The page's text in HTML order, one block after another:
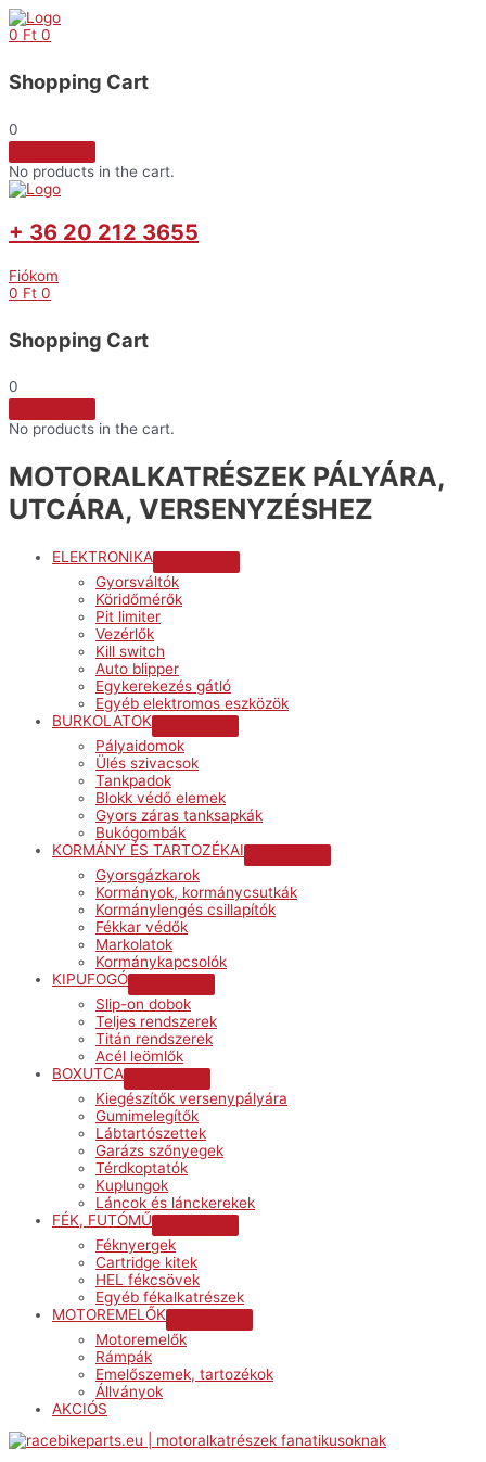
Skip
to
0 Ft 0
Shopping Cart
0
No products in the cart.
+ 36 20 212 3655
Fiókom
0 Ft 0
Shopping Cart
0
No products in the cart.
MOTORALKATRÉSZEK PÁLYÁRA,
UTCÁRA, VERSENYZÉSHEZ
ELEKTRONIKA
Gyorsváltók
Köridőmérők
Pit limiter
Vezérlők
Kill switch
Auto blipper
Egykerekezés gátló
Egyéb elektromos eszközök
BURKOLATOK
Pályaidomok
Ülés szivacsok
Tankpadok
Blokk védő elemek
Gyors záras tanksapkák
Bukógombák
KORMÁNY ÉS TARTOZÉKAI
Gyorsgázkarok
Kormányok, kormánycsutkák
Kormánylengés csillapítók
Fékkar védők
Markolatok
Kormánykapcsolók
KIPUFOGÓ
Toggle
Slip-on dobok
Teljes rendszerek
Titán rendszerek
Acél leömlők
BOXUTCA
Toggle
Kiegészítők versenypályára
Gumimelegítők
Lábtartószettek
Garázs szőnyegek
Térdkoptatók
Kuplungok
Láncok és lánckerekek
FÉK, FUTÓMŰ
Féknyergek
Cartridge kitek
HEL fékcsövek
Egyéb fékalkatrészek
MOTOREMELŐK
Motoremelők
Rámpák
Emelőszemek, tartozékok
Állványok
AKCIÓS
Menu